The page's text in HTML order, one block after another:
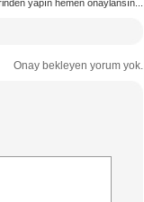
yapın hemen onaylansın...
Onay bekleyen yorum yok.